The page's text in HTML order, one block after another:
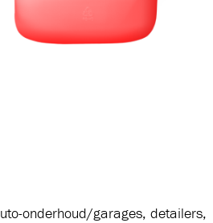
onderhoud/garages, detailers,